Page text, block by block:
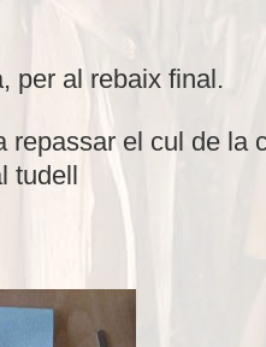
per al rebaix final.
repassar el cul de la
tudell